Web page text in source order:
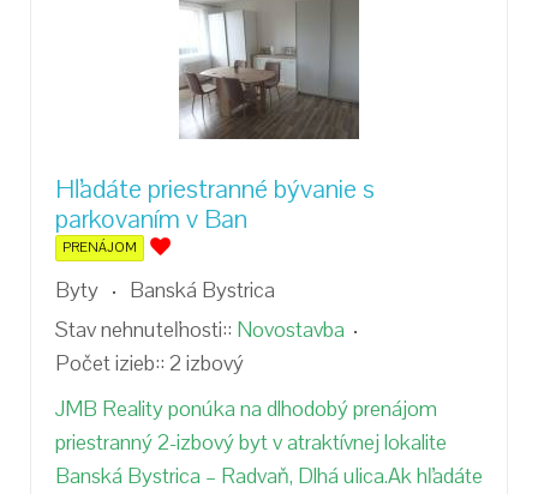
Hľadáte priestranné bývanie s
parkovaním v Ban
PRENÁJOM
Byty
Banská Bystrica
Stav nehnuteľnosti:: Novostavba
Počet izieb:: 2 izbový
JMB Reality ponúka na dlhodobý prenájom
priestranný 2-izbový byt v atraktívnej lokalite
Banská Bystrica – Radvaň, Dlhá ulica.Ak hľadáte